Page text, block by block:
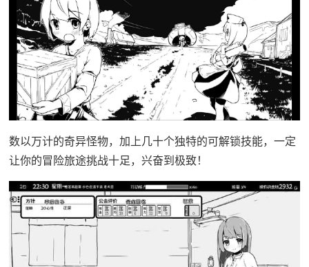
数以万计的奇异怪物，加上几十个独特的可解锁技能，一定
让你的冒险旅途挑战十足，兴奋到极致！